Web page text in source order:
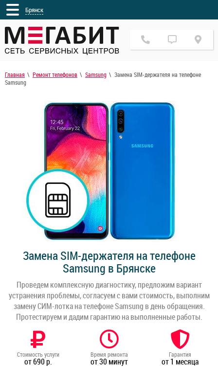
Брянск
Главная Ремонт телефонов Samsung
Замена SIM-держателя на телефоне
Samsung
Замена SIM-держателя на телефоне
Samsung в Брянске
Проведем комплексную диагностику, предложим вариант
устранения проблемы, согласуем с вами стоимость, выполним
замену СИМ-лотка на телефоне Samsung в день обращения.
Протестируем и дадим гарантию на выполненные работы.
Стоимость услуги
от 690 р.
Время ремонта
от 30 минут
Гарантия
от 1 месяца